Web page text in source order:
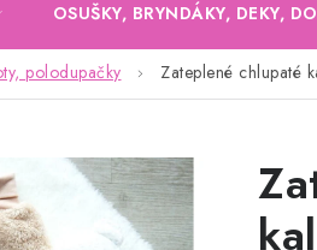
OSUŠKY, BRYNDÁKY, DEKY,
polodupačky Zateplené chlupaté